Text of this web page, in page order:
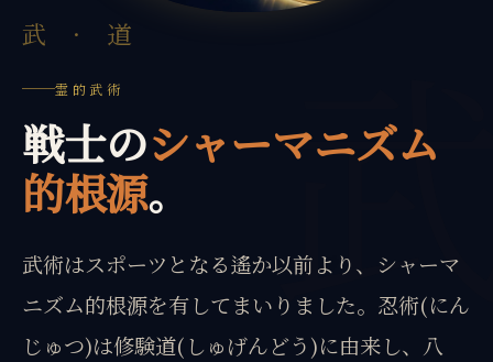
武 · 道
霊的武術
戦士のシャーマニズム
的根源。
武術はスポーツとなる遙か以前より、シャーマ
ニズム的根源を有してまいりました。忍術(にん
じゅつ)は修験道(しゅげんどう)に由来し、八